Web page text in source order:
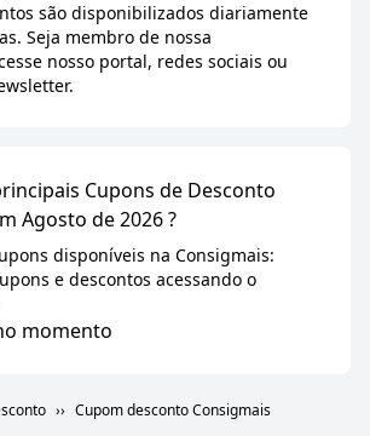
são disponibilizados diariamente
Seja membro de nossa
nosso portal, redes sociais ou
Cupons de Desconto
Agosto de 2026 ?
disponíveis na Consigmais:
e descontos acessando o
momento
Cupom desconto Consigmais